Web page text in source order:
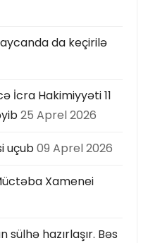
da keçirilə
İcra Hakimiyyəti 11
25 Aprel 2026
uçub09 Aprel 2026
Xamenei
hazırlaşır. Bəs